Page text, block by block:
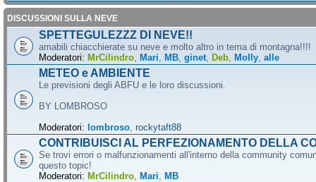
DISCUSSIONI SULLA NEVE
SPETTEGULEZZZ DI NEVE!!
amabili chiacchierate su neve e molto altro in tema di montagna!!!!
Moderatori: MrCilindro Mari MB ginet Deb Molly alle
METEO e AMBIENTE
Le previsioni degli ABFU e le loro discussioni.
BY LOMBROSO
Moderatori: lombroso rockytaft88
CONTRIBUISCI AL PERFEZIONAMENTO DELLA
Se trovi errori o malfunzionamenti all'interno della community
questo topic!
Moderatori: MrCilindro Mari MB